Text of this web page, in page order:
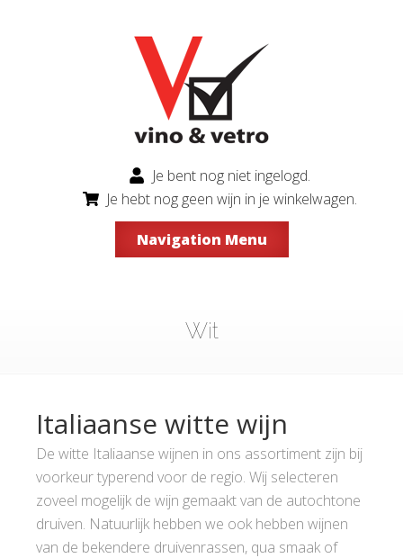
Je bent nog niet ingelogd.
Je hebt nog geen wijn in je winkelwagen.
Navigation Menu
Wit
Italiaanse witte wijn
De witte Italiaanse wijnen in ons assortiment zijn bij
voorkeur typerend voor de regio. Wij selecteren
zoveel mogelijk de wijn gemaakt van de autochtone
druiven. Natuurlijk hebben we ook hebben wijnen
van de bekendere druivenrassen, qua smaak of